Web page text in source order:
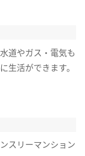
道やガス・電気も
生活ができます。
スリーマンション